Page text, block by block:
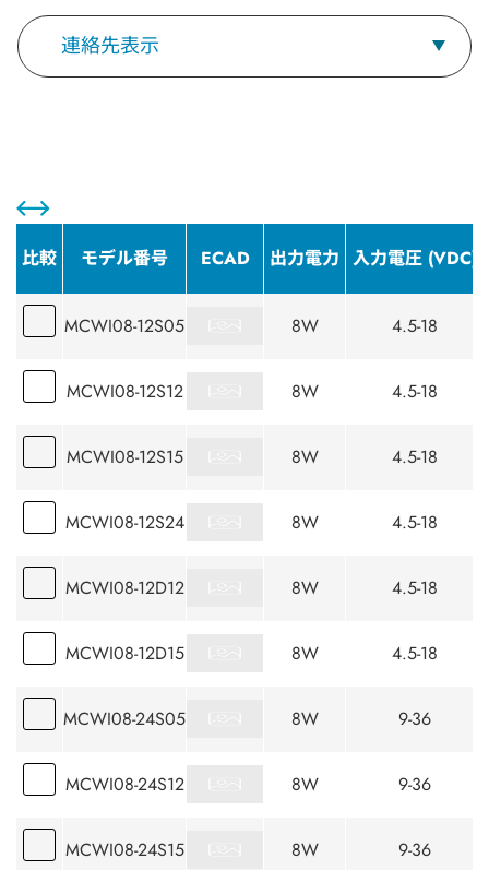
連絡先表示
比較 モデル番号 ECAD 出力電力 入力電圧 (VDC)
MCWI08-12S05 8W 4.5-18
MCWI08-12S12 8W 4.5-18
MCWI08-12S15 8W 4.5-18
MCWI08-12S24 8W 4.5-18
MCWI08-12D12 8W 4.5-18
MCWI08-12D15 8W 4.5-18
MCWI08-24S05 8W 9-36
MCWI08-24S12 8W 9-36
MCWI08-24S15 8W 9-36